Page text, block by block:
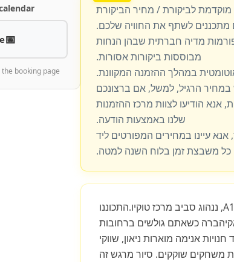
לביקורת / מחיר הביקורת
לשתף את החוויה שלכם.
מדיה חברתית שבהן הנחות
מבוססות ביקורות אסורות.
במהלך ההזמנה המקוונת.
הרגיל, למשל, אם ברצונכם
אנא הודיעו לצוות מרכז ההזמנות
שלנו באמצעות הודעה.
עיינו במחירים המפורטים ליד
כל משבצת זמן בלוח השנה למטה.
כחצי שעה. במסלול A1-S, ננהוג סביב מרכז טוקיו.התכוננו
כשאתם גולשים ברחובות
אנימה מוארות ניאון, שווקי
משחקים שוקקים. סיור מרגש זה
booking page